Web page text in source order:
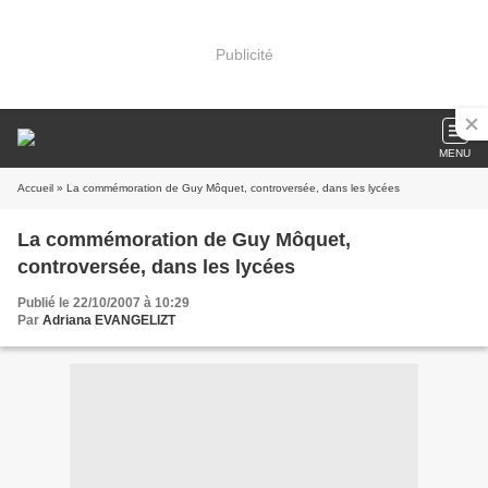
Publicité
MENU
Accueil » La commémoration de Guy Môquet, controversée, dans les lycées
La commémoration de Guy Môquet,
controversée, dans les lycées
Publié le 22/10/2007 à 10:29
Par Adriana EVANGELIZT